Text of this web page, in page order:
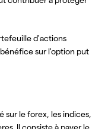
d'actions
sur l'option put
sur le forex, les indices,
Il consiste à payer le